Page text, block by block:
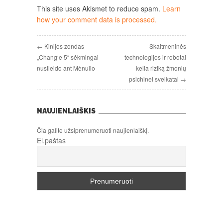
This site uses Akismet to reduce spam. Learn
how your comment data is processed.
← Kinijos zondas
„Chang‘e 5“ sėkmingai
nusileido ant Mėnulio
Skaitmeninės
technologijos ir robotai
kelia riziką žmonių
psichinei sveikatai →
NAUJIENLAIŠKIS
Čia galite užsiprenumeruoti naujienlaiškį.
El.paštas